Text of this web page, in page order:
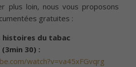
plus loin, nous vous proposons
gratuites :
histoires du tabac
(3min 30) :
watch?v=va45xFGvqrg